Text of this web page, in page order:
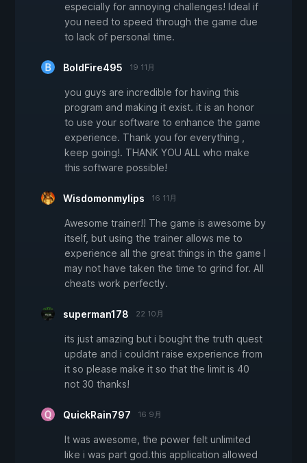
especially for annoying challenges! Ideal if
you need to speed through the game due
to lack of personal time.
BoldFire495 19 11月
you guys are incredible for having this
program and making it exist. it is an honor
to use your software to enhance the game
experience. Thank you for everything ,
keep going!. THANK YOU ALL who make
this software possible!
Wisdomonmylips 16 11月
Awesome trainer!! The game is awesome by
itself, but using the trainer allows me to
experience all the great things in the game I
may not have taken the time to grind for. All
cheats work perfectly.
superman178 22 10月
its just amazing but i bought the truth quest
update and i couldnt raise experience from
it so please make it so that the limit is 40
not 30 thanks!
QuickRain797 16 9月
It was awesome, the power felt unlimited
like i was part god.this application allowed